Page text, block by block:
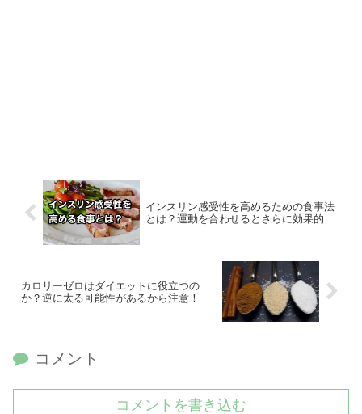
インスリン感受性を高めるための食事法
とは？運動を合わせるとさらに効果的
カロリーゼロはダイエットに役立つの
か？逆に太る可能性があるから注意！
コメント
コメントを書き込む